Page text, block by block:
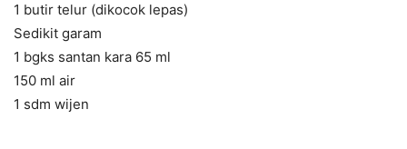
1 butir telur (dikocok lepas)
Sedikit garam
1 bgks santan kara 65 ml
150 ml air
1 sdm wijen